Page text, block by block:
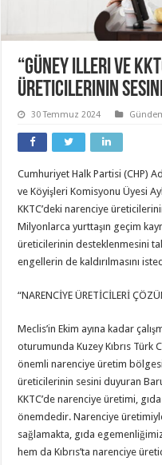
“Güney illeri ve
üreticilerinin
30 Temmuz 2024
Cumhuriyet Halk Partisi (CHP)
ve Köyişleri Komisyonu Üyesi
KKTC’deki narenciye
Milyonlarca yurttaşın geçim
üreticilerinin desteklenmesini
engellerin de kaldırılmasını
“NARENCİYE ÜRETİCİLERİ
Meclis’in Ekim ayına kadar
oturumunda Kuzey Kıbrıs Türk
önemli narenciye üretim
üreticilerinin sesini duyuran
KKTC’de narenciye üretimi,
önemdedir. Narenciye
sağlamakta, gıda
hem da Kıbrıs’ta narenciye